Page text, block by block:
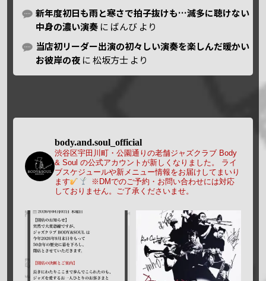
新年度初日も雨と寒さで拍子抜けも…滅多に聴けない
中身の濃い演奏 に ばんび より
当店初リーダー出演の初々しい演奏を楽しんだ暖かい
お彼岸の夜 に松坂方士 より
body.and.soul_official
渋谷区宇田川町・公園通りの老舗ジャズクラブ Body
& Soul の公式アカウントが新しくなりました。
ライ
ブスケジュールや新メニュー情報をお届けしてまいり
ます
※DMでのご予約・お問い合わせには対応
しておりません。ご了承くださいませ。